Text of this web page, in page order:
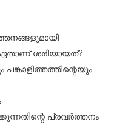
ഏതാണ്‌ ശരിയായത്‌?
പ്രവര്‍ത്തനം